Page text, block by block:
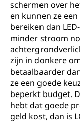
schermen over
en kunnen ze
bereiken dan
minder stroom
zijn in donkere
betaalbaarder
ze een goede
beperkt budget.
hebt dat goede
geld kost, dan is